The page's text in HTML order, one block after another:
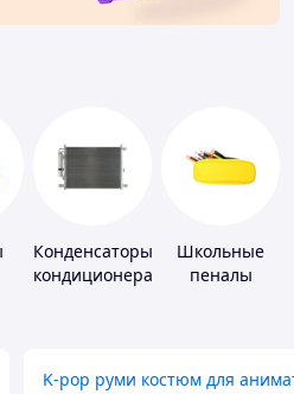
Конденсаторы
кондиционера
Школьные
пеналы
K-pop руми костюм для